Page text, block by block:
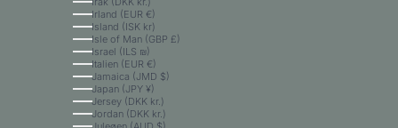
Irland (EUR €)
Island (ISK kr)
Isle of Man (GBP £)
Israel (ILS ₪)
Italien (EUR €)
Jamaica (JMD $)
Japan (JPY ¥)
Jersey (DKK kr.)
Jordan (DKK kr.)